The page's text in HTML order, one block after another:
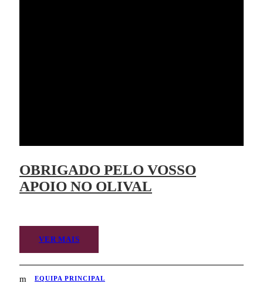
OBRIGADO PELO VOSSO
APOIO NO OLIVAL
VER MAIS
EQUIPA PRINCIPAL